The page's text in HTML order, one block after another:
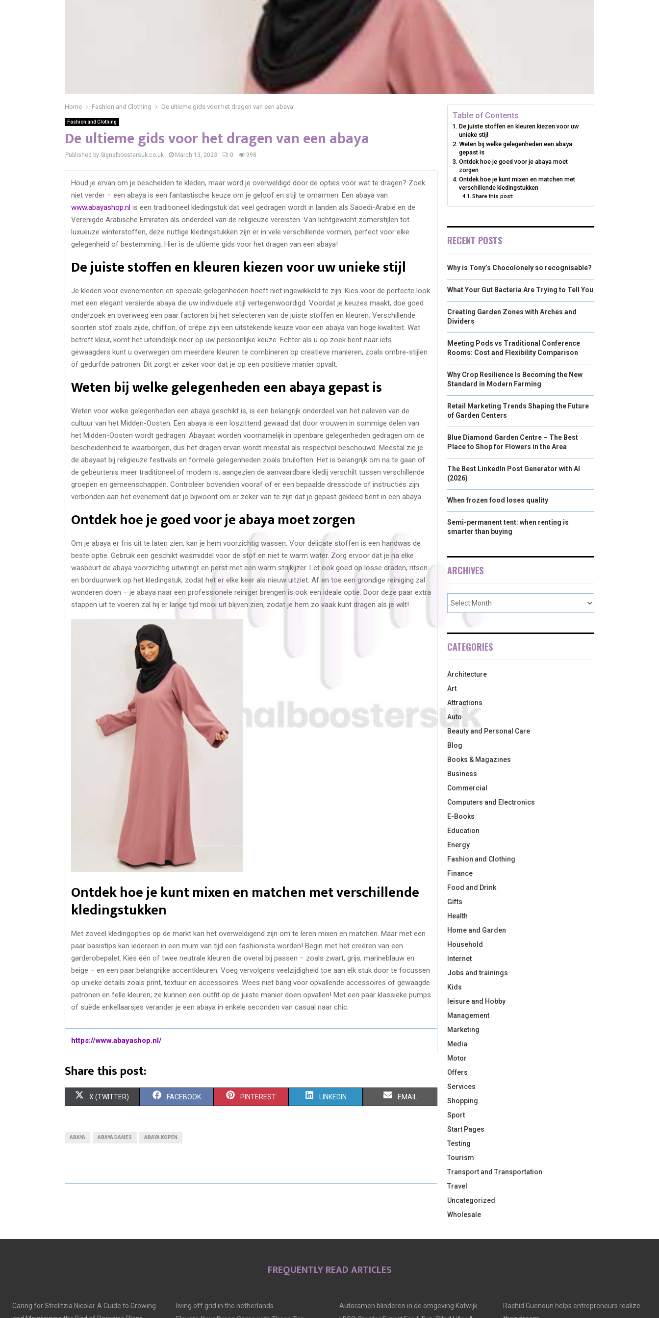
Home Fashion and Clothing De ultieme gids voor het dragen van een abaya
Fashion and Clothing
De ultieme gids voor het dragen van een abaya
Published by Signalboostersuk.co.uk March 13, 2023 0 998
Houd je ervan om je bescheiden te kleden, maar word je overweldigd door de opties voor wat te dragen? Zoek
niet verder – een abaya is een fantastische keuze om je geloof en stijl te omarmen. Een abaya van
www.abayashop.nl is een traditioneel kledingstuk dat veel gedragen wordt in landen als Saoedi-Arabië en de
Verenigde Arabische Emiraten als onderdeel van de religieuze vereisten. Van lichtgewicht zomerstijlen tot
luxueuze winterstoffen, deze nuttige kledingstukken zijn er in vele verschillende vormen, perfect voor elke
gelegenheid of bestemming. Hier is de ultieme gids voor het dragen van een abaya!
De juiste stoffen en kleuren kiezen voor uw unieke stijl
Je kleden voor evenementen en speciale gelegenheden hoeft niet ingewikkeld te zijn. Kies voor de perfecte look
met een elegant versierde abaya die uw individuele stijl vertegenwoordigd. Voordat je keuzes maakt, doe goed
onderzoek en overweeg een paar factoren bij het selecteren van de juiste stoffen en kleuren. Verschillende
soorten stof zoals zijde, chiffon, of crêpe zijn een uitstekende keuze voor een abaya van hoge kwaliteit. Wat
betreft kleur, komt het uiteindelijk neer op uw persoonlijke keuze. Echter als u op zoek bent naar iets
gewaagders kunt u overwegen om meerdere kleuren te combineren op creatieve manieren, zoals ombre-stijlen
of gedurfde patronen. Dit zorgt er zeker voor dat je op een positieve manier opvalt.
Weten bij welke gelegenheden een abaya gepast is
Weten voor welke gelegenheden een abaya geschikt is, is een belangrijk onderdeel van het naleven van de
cultuur van het Midden-Oosten. Een abaya is een loszittend gewaad dat door vrouwen in sommige delen van
het Midden-Oosten wordt gedragen. Abayaat worden voornamelijk in openbare gelegenheden gedragen om de
bescheidenheid te waarborgen, dus het dragen ervan wordt meestal als respectvol beschouwd. Meestal zie je
de abayaat bij religieuze festivals en formele gelegenheden zoals bruiloften. Het is belangrijk om na te gaan of
de gebeurtenis meer traditioneel of modern is, aangezien de aanvaardbare kledij verschilt tussen verschillende
groepen en gemeenschappen. Controleer bovendien vooraf of er een bepaalde dresscode of instructies zijn
verbonden aan het evenement dat je bijwoont om er zeker van te zijn dat je gepast gekleed bent in een abaya.
Ontdek hoe je goed voor je abaya moet zorgen
Om je abaya er fris uit te laten zien, kan je hem voorzichtig wassen. Voor delicate stoffen is een handwas de
beste optie. Gebruik een geschikt wasmiddel voor de stof en niet te warm water. Zorg ervoor dat je na elke
wasbeurt de abaya voorzichtig uitwringt en perst met een warm strijkijzer. Let ook goed op losse draden, ritsen
en borduurwerk op het kledingstuk, zodat het er elke keer als nieuw uitziet. Af en toe een grondige reiniging zal
wonderen doen – je abaya naar een professionele reiniger brengen is ook een ideale optie. Door deze paar extra
stappen uit te voeren zal hij er lange tijd mooi uit blijven zien, zodat je hem zo vaak kunt dragen als je wilt!
Ontdek hoe je kunt mixen en matchen met verschillende
kledingstukken
Met zoveel kledingopties op de markt kan het overweldigend zijn om te leren mixen en matchen. Maar met een
paar basistips kan iedereen in een mum van tijd een fashionista worden! Begin met het creëren van een
garderobepalet. Kies één of twee neutrale kleuren die overal bij passen – zoals zwart, grijs, marineblauw en
beige – en een paar belangrijke accentkleuren. Voeg vervolgens veelzijdigheid toe aan elk stuk door te focussen
op unieke details zoals print, textuur en accessoires. Wees niet bang voor opvallende accessoires of gewaagde
patronen en felle kleuren; ze kunnen een outfit op de juiste manier doen opvallen! Met een paar klassieke pumps
of suède enkellaarsjes verander je een abaya in enkele seconden van casual naar chic.
https://www.abayashop.nl/
Share this post:
S
O
X (TWITTER) S
O
FACEBOOK S
O
PINTEREST S
O
LINKEDIN S
O
EMAIL
ABAYA ABAYA DAMES ABAYA KOPEN
Table of Contents
De juiste stoffen en kleuren kiezen voor uw
unieke stijl
Weten bij welke gelegenheden een abaya
gepast is
Ontdek hoe je goed voor je abaya moet
zorgen
Ontdek hoe je kunt mixen en matchen met
verschillende kledingstukken
Share this post:
RECENT POSTS
Why is Tony’s Chocolonely so recognisable?
What Your Gut Bacteria Are Trying to Tell You
Creating Garden Zones with Arches and
Dividers
Meeting Pods vs Traditional Conference
Rooms: Cost and Flexibility Comparison
Why Crop Resilience Is Becoming the New
Standard in Modern Farming
Retail Marketing Trends Shaping the Future
of Garden Centers
Blue Diamond Garden Centre – The Best
Place to Shop for Flowers in the Area
The Best LinkedIn Post Generator with AI
(2026)
When frozen food loses quality
Semi-permanent tent: when renting is
smarter than buying
ARCHIVES
CATEGORIES
Architecture
Art
Attractions
Auto
Beauty and Personal Care
Blog
Books & Magazines
Business
Commercial
Computers and Electronics
E-Books
Education
Energy
Fashion and Clothing
Finance
Food and Drink
Gifts
Health
Home and Garden
Household
Internet
Jobs and trainings
Kids
leisure and Hobby
Management
Marketing
Media
Motor
Offers
Services
Shopping
Sport
Start Pages
Testing
Tourism
Transport and Transportation
Travel
Uncategorized
Wholesale
FREQUENTLY READ ARTICLES
Caring for Strelitzia Nicolai: A Guide to Growing
living off grid in the netherlands
Autoramen blinderen in de omgeving Katwijk
Rachid Guenoun helps entrepreneurs realize